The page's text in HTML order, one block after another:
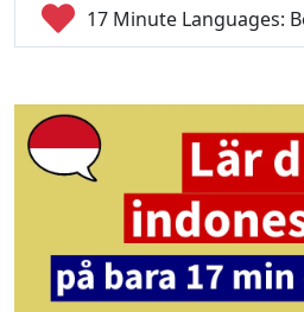
17 Minute Languages: